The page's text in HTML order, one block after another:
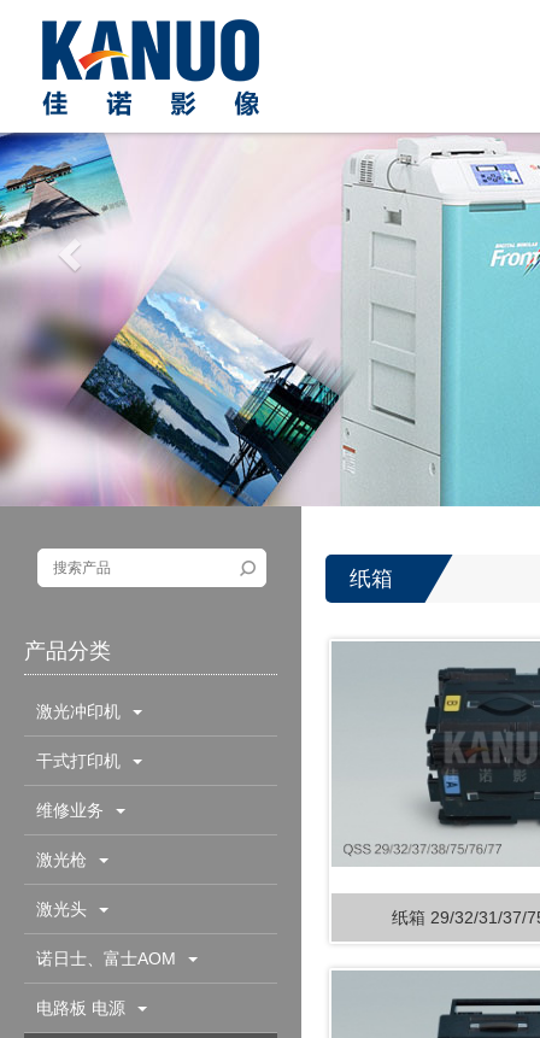
Previous
产品分类
激光冲印机
干式打印机
维修业务
激光枪
激光头
诺日士、富士AOM
电路板 电源
纸箱
纸箱 29/32/31/37/